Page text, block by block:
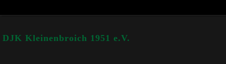
DJK Kleinenbroich 1951 e.V.